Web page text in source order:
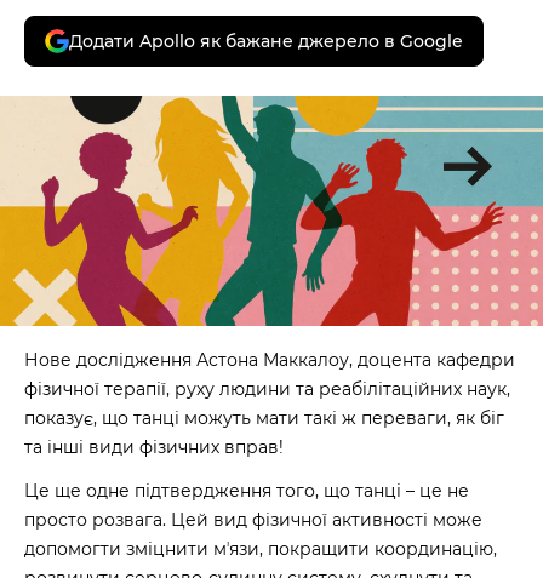
Додати Apollo як бажане джерело в Google
Нове дослідження Астона Маккалоу, доцента кафедри
фізичної терапії, руху людини та реабілітаційних наук,
показує, що танці можуть мати такі ж переваги, як біг
та інші види фізичних вправ!
Це ще одне підтвердження того, що танці – це не
просто розвага. Цей вид фізичної активності може
допомогти зміцнити мʼязи, покращити координацію,